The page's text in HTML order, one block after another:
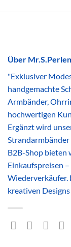
Über
"Exklusiver
handgemachte
Armbänder,
hochwertigen
Ergänzt wird
B2B-Shop bieten
Einkaufspreisen
Wiederverkäufer.
kreativen